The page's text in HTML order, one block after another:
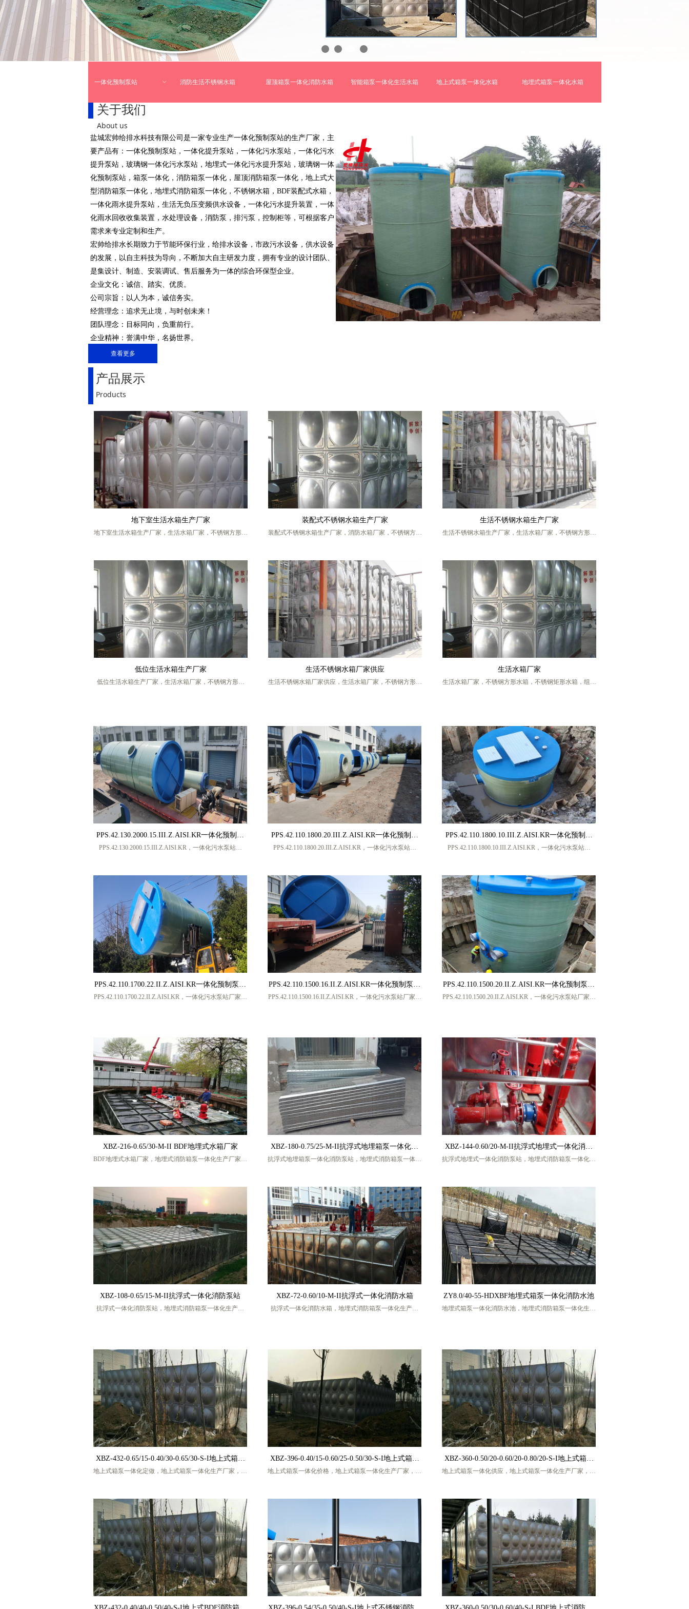
查看更多
关于我们
About us
产品展示
Products
地下室生活水箱生产厂家
地下室生活水箱生产厂家，生活水箱厂家，不锈钢方形水
箱，低位生活水箱，地下室生活不锈钢水箱，生活不锈钢
水箱生产厂家，生活不锈钢水箱厂家供应，保温水箱，装
配式不锈钢水箱，生活水箱供应，生活水箱定做，盐城宏
帅给排水科技有限公司，厂家联系人 张工，手机号码
13770217986 (微信同号)
装配式不锈钢水箱生产厂家
装配式不锈钢水箱生产厂家，消防水箱厂家，不锈钢方形
箱，屋顶消防水箱，高位消防水箱，屋顶消防不锈钢水
箱，消防不锈钢水箱生产厂家，消防不锈钢水箱厂家供
应，保温水箱，消防水箱供应，消防水箱定做，盐城宏帅
给排水科技有限公司，厂家联系人 张工，手机号码
13770217986 (微信同号)
生活不锈钢水箱生产厂家
生活不锈钢水箱生产厂家，生活水箱厂家，不锈钢方形水
箱，地下室生活水箱，低位生活水箱，地下室生活不锈钢
水箱，生活不锈钢水箱厂家供应，保温水箱，装配式不锈
钢水箱，生活水箱供应，生活水箱定做，盐城宏帅给排水
科技有限公司，厂家联系人 张工，手机号码
13770217986 (微信同号)
低位生活水箱生产厂家
低位生活水箱生产厂家，生活水箱厂家，不锈钢方形水
装配式不锈钢水箱，生活水箱供应，生活水箱定做，盐城
宏帅给排水科技有限公司，厂家联系人 张工，手机号码
13770217986 (微信同号)
生活不锈钢水箱厂家供应
生活不锈钢水箱厂家供应，生活水箱厂家，不锈钢方形水
钢水箱，生活水箱供应，生活水箱定做，盐城宏帅给排水
科技有限公司，厂家联系人 张工，手机号码
13770217986 (微信同号)
生活水箱厂家
生活水箱厂家，不锈钢方形水箱，不锈钢矩形水箱，组合
水箱，生活水箱供应，生活水箱定做，盐城宏帅给排水科
技有限公司，厂家联系人 张工，手机号码 13770217986
(微信同号)
PPS.42.130.2000.15.III.Z.AISI.KR一体化预制泵
站 一体化污水提升泵站 一体化雨水提升泵站厂
PPS.42.130.2000.15.III.Z.AISI.KR，一体化污水泵站厂
一体化泵站，盐城宏帅给排水科技有限公司，厂家联系人
张工，手机号码 13770217986 (微信同号)
PPS.42.110.1800.20.III.Z.AISI.KR一体化预制泵
站 一体化污水提升泵站 一体化雨水提升泵站厂
PPS.42.110.1800.20.III.Z.AISI.KR，一体化污水泵站厂
一体化泵站，盐城宏帅给排水科技有限公司，厂家联系人
张工，手机号码 13770217986 (微信同号)
PPS.42.110.1800.10.III.Z.AISI.KR一体化预制泵
站 一体化污水提升泵站 一体化雨水提升泵站厂
PPS.42.110.1800.10.III.Z.AISI.KR，一体化污水泵站厂
一体化泵站，盐城宏帅给排水科技有限公司，厂家联系人
张工，手机号码 13770217986 (微信同号)
PPS.42.110.1700.22.II.Z.AISI.KR一体化预制泵站
一体化污水提升泵站 一体化雨水提升泵站厂家
PPS.42.110.1700.22.II.Z.AISI.KR，一体化污水泵站厂家，
PPS.42.110.1500.16.II.Z.AISI.KR一体化预制泵站
一体化污水提升泵站 一体化雨水提升泵站厂家
PPS.42.110.1500.16.II.Z.AISI.KR，一体化污水泵站厂家，
PPS.42.110.1500.20.II.Z.AISI.KR一体化预制泵站
一体化污水提升泵站 一体化雨水提升泵站厂家
PPS.42.110.1500.20.II.Z.AISI.KR，一体化污水泵站厂家，
盐城宏帅给排水科技有限公司是一家专业生产一体化预制泵站的生产厂家，主
要产品有：一体化预制泵站，一体化提升泵站，一体化污水泵站，一体化污水
提升泵站，玻璃钢一体化污水泵站，地埋式一体化污水提升泵站，玻璃钢一体
化预制泵站，箱泵一体化，消防箱泵一体化，屋顶消防箱泵一体化，地上式大
型消防箱泵一体化，地埋式消防箱泵一体化，不锈钢水箱，BDF装配式水箱，
一体化雨水提升泵站，生活无负压变频供水设备，一体化污水提升装置，一体
化雨水回收收集装置，水处理设备，消防泵，排污泵，控制柜等，可根据客户
需求来专业定制和生产。
宏帅给排水长期致力于节能环保行业，给排水设备，市政污水设备，供水设备
的发展，以自主科技为导向，不断加大自主研发力度，拥有专业的设计团队、
是集设计、制造、安装调试、售后服务为一体的综合环保型企业。
企业文化：诚信、踏实、优质。
公司宗旨：以人为本，诚信务实。
经营理念：追求无止境，与时创未来！
团队理念：目标同向，负重前行。
企业精神：誉满中华，名扬世界。
营销理念：为用户创造价值，为企业赢得朋友！
宏帅给排水将始终坚持以诚信理念为前提，坚持以质量求生存，以真诚的心做
事业，以人力为资源，产品为主体，以客户需求为宗旨，为广大客户提供更完
善的服务。我们所有努力，只为让您更满意。我们愿意与新老客户携手合作、
互利双赢、共创辉煌！
ꀁ
一体化预制泵站 消防生活不锈钢水箱 屋顶箱泵一体化消防水箱 智能箱泵一体化生活水箱 地上式箱泵一体化水箱 地埋式箱泵一体化水箱
XBZ-432-0.65/15-0.40/30-0.65/30-S-I地上式箱泵
一体化定做
地上式箱泵一体化定做，地上式箱泵一体化生产厂家，地
给水设备，地上式箱泵一体化消防增压给水设备，地上式
不锈钢箱泵一体化，地上式BDF箱泵一体化，不锈钢地上
式箱泵一体化，BDF地上式箱泵一体化，盐城宏帅给排水
科技有限公司，厂家联系人 张工，手机号码
13770217986 (微信同号)
XBZ-396-0.40/15-0.60/25-0.50/30-S-I地上式箱泵
一体化价格
地上式箱泵一体化价格，地上式箱泵一体化生产厂家，地
给水设备，地上式箱泵一体化消防增压给水设备，地上式
不锈钢箱泵一体化，地上式BDF箱泵一体化，不锈钢地上
式箱泵一体化，BDF地上式箱泵一体化，盐城宏帅给排水
13770217986 (微信同号)
XBZ-360-0.50/20-0.60/20-0.80/20-S-I地上式箱泵
一体化供应
地上式箱泵一体化供应，地上式箱泵一体化生产厂家，地
给水设备，地上式箱泵一体化消防增压给水设备，地上式
不锈钢箱泵一体化，地上式BDF箱泵一体化，不锈钢地上
式箱泵一体化，BDF地上式箱泵一体化，盐城宏帅给排水
科技有限公司，厂家联系人 张工，手机号码
13770217986 (微信同号)
XBZ-216-0.65/30-M-II BDF地埋式水箱厂家
BDF地埋式水箱厂家，地埋式消防箱泵一体化生产厂家，
设备，地埋式箱泵一体化消防恒压给水设备，地埋式箱泵
一体化消防增压给水设备，地埋式BDF箱泵一体化，BDF
地埋式箱泵一体化，地埋式消防箱泵一体化，地埋式箱泵
一体化消防给水设备，盐城宏帅给排水科技有限公司，厂
家联系人 张工，手机号码 13770217986 (微信同号)
XBZ-180-0.75/25-M-II抗浮式地埋箱泵一体化消
防泵站
抗浮式地埋箱泵一体化消防泵站，地埋式消防箱泵一体化
体化消防设备，地埋式箱泵一体化消防恒压给水设备，地
埋式箱泵一体化消防增压给水设备，地埋式BDF箱泵一体
化，BDF地埋式箱泵一体化，地埋式消防箱泵一体化，地
埋式箱泵一体化消防给水设备，盐城宏帅给排水科技有限
公司，厂家联系人 张工，手机号码 13770217986 (微信
同号)
XBZ-144-0.60/20-M-II抗浮式地埋式一体化消防
泵站
抗浮式地埋式一体化消防泵站，地埋式消防箱泵一体化生
化消防设备，地埋式箱泵一体化消防恒压给水设备，地埋
式箱泵一体化消防增压给水设备，地埋式BDF箱泵一体
化，BDF地埋式箱泵一体化，地埋式消防箱泵一体化，地
埋式箱泵一体化消防给水设备，盐城宏帅给排水科技有限
公司，厂家联系人 张工，手机号码 13770217986 (微信
同号)
XBZ-108-0.65/15-M-II抗浮式一体化消防泵站
抗浮式一体化消防泵站，地埋式消防箱泵一体化生产厂
BDF地埋式箱泵一体化，地埋式消防箱泵一体化，地埋式
箱泵一体化消防给水设备，盐城宏帅给排水科技有限公
司，厂家联系人 张工，手机号码 13770217986 (微信同
号)
XBZ-72-0.60/10-M-II抗浮式一体化消防水箱
抗浮式一体化消防水箱，地埋式消防箱泵一体化生产厂
BDF地埋式箱泵一体化，地埋式消防箱泵一体化，地埋式
箱泵一体化消防给水设备，盐城宏帅给排水科技有限公
号)
ZY8.0/40-55-HDXBF地埋式箱泵一体化消防水池
地埋式箱泵一体化消防水池，地埋式消防箱泵一体化生产
BDF地埋式箱泵一体化，地埋式消防箱泵一体化，地埋式
箱泵一体化消防给水设备，盐城宏帅给排水科技有限公
司，厂家联系人 张工，手机号码 13770217986 (微信同
号)